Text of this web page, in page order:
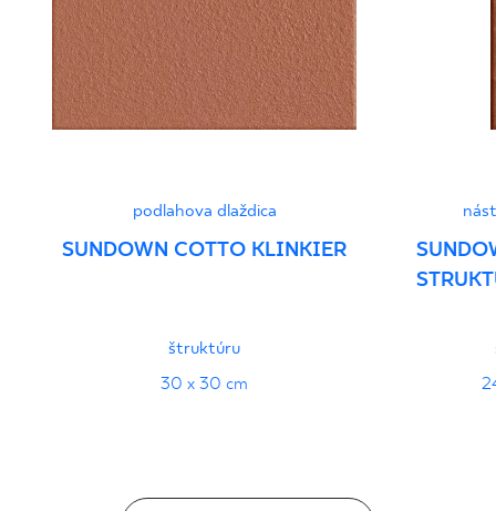
PDF 103 KB
Vyhlásenia o výkone
podlahova dlaždica
SUNDOWN COTTO KLINKIER
štruktúru
30 x 30 cm